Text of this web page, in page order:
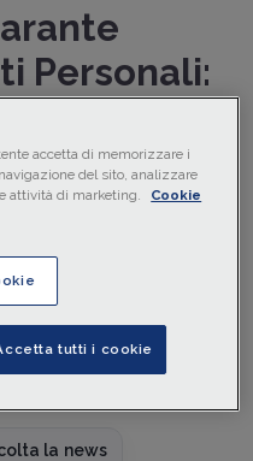
Personali:
la Cassazione ha
sulla distinzione
senior partner di
la news
accetta di memorizzare i
del sito, analizzare
attività di marketing.
Cookie
tutti i cookie